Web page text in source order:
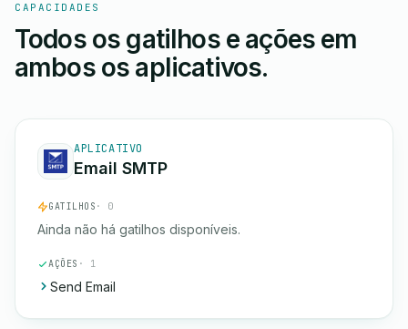
CAPACIDADES
Todos os gatilhos e ações em
ambos os aplicativos.
APLICATIVO
Email SMTP
GATILHOS · 0
Ainda não há gatilhos disponíveis.
AÇÕES · 1
Send Email